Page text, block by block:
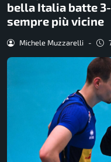
bella Italia batte
sempre più vicine
Michele Muzzarelli -